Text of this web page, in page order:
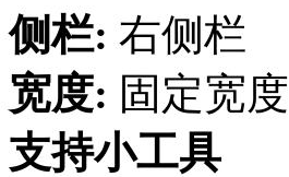
侧栏: 右侧栏
宽度: 固定宽度
支持小工具